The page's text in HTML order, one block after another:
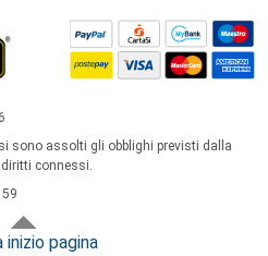
sono assolti gli obblighi previsti dalla
connessi.
inizio pagina